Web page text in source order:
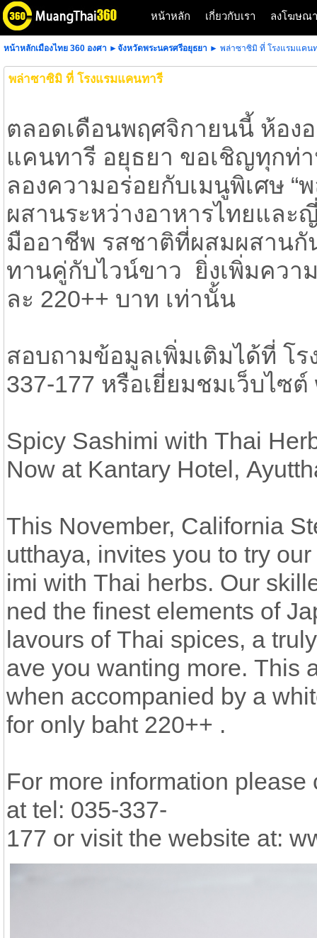
หน้าหลัก เกี่ยวกับเรา ลงโฆษณา
หน้าหลักเมืองไทย 360 องศา ►จังหวัดพระนครศรีอยุธยา ► พล่าซาซิมิ ที่ โรงแรมแคน
พล่าซาซิมิ ที่ โรงแรมแคนทารี
ตลอดเดือนพฤศจิกายนนี้ ห้อง
แคนทารี อยุธยา ขอเชิญทุกท่
ลองความอร่อยกับเมนูพิเศษ
ผสานระหว่างอาหารไทยและ
มืออาชีพ รสชาติที่ผสมผสานกั
ทานคู่กับไวน์ขาว ยิ่งเพิ่มควา
ละ 220++ บาท เท่านั้น
สอบถามข้อมูลเพิ่มเติมได้ที่ โ
337-177 หรือเยี่ยมชมเว็บไซ
Spicy Sashimi with Thai
Now at Kantary Hotel,
This November, California
utthaya, invites you to try
imi with Thai herbs. Our
ned the finest elements of
lavours of Thai spices, a
ave you wanting more. This
when accompanied by a
for only baht 220++ .
For more information
at tel: 035-337-
177 or visit the website at: